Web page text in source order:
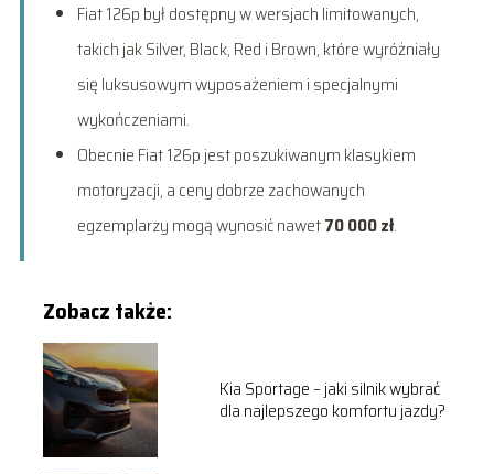
Fiat 126p był dostępny w wersjach limitowanych,
takich jak Silver, Black, Red i Brown, które wyróżniały
się luksusowym wyposażeniem i specjalnymi
wykończeniami.
Obecnie Fiat 126p jest poszukiwanym klasykiem
motoryzacji, a ceny dobrze zachowanych
egzemplarzy mogą wynosić nawet70 000 zł.
Zobacz także:
Kia Sportage – jaki silnik wybrać
dla najlepszego komfortu jazdy?